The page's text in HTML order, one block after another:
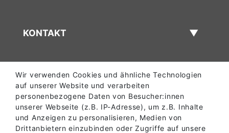
KONTAKT
Wir verwenden Cookies und ähnliche Technologien
auf unserer Website und verarbeiten
personenbezogene Daten von Besucher:innen
unserer Webseite (z.B. IP-Adresse), um z.B. Inhalte
und Anzeigen zu personalisieren, Medien von
Drittanbietern einzubinden oder Zugriffe auf unsere